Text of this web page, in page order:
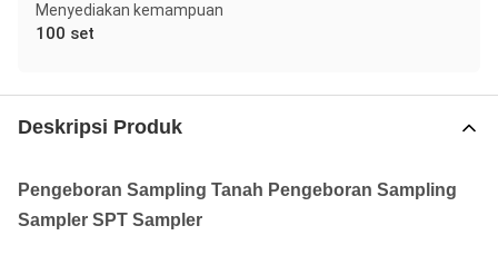
Menyediakan kemampuan
100 set
Deskripsi Produk
Pengeboran Sampling Tanah Pengeboran Sampling
Sampler SPT Sampler